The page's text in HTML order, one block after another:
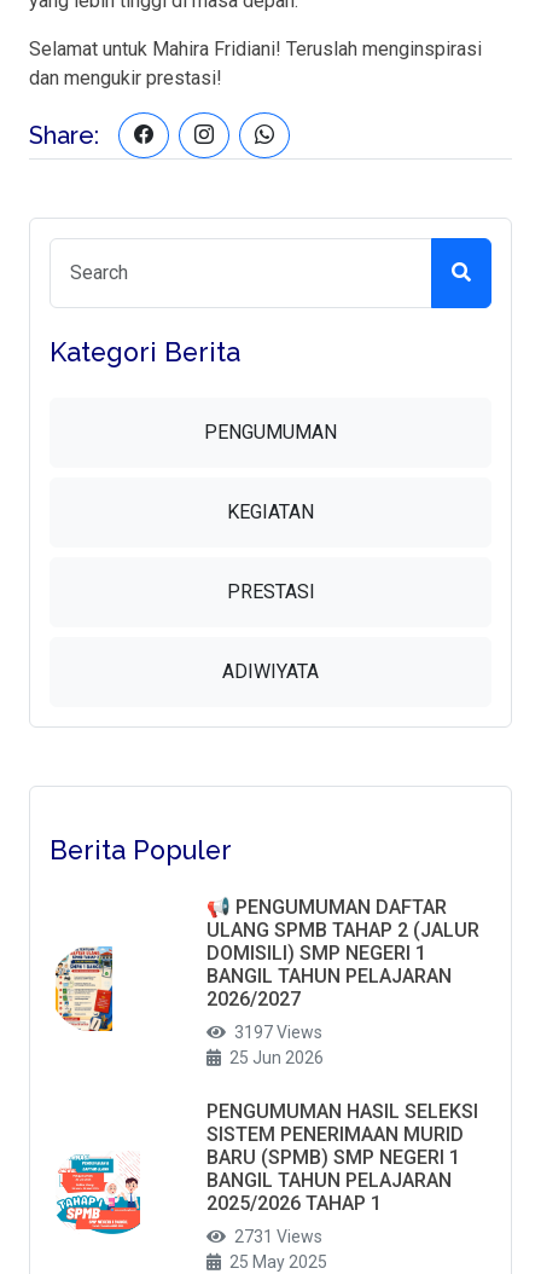
Selamat untuk Mahira Fridiani! Teruslah menginspirasi
dan mengukir prestasi!
Share:
Kategori Berita
PENGUMUMAN
KEGIATAN
PRESTASI
ADIWIYATA
Berita Populer
📢 PENGUMUMAN DAFTAR
ULANG SPMB TAHAP 2 (JALUR
DOMISILI) SMP NEGERI 1
BANGIL TAHUN PELAJARAN
2026/2027
3197 Views
25 Jun 2026
PENGUMUMAN HASIL SELEKSI
SISTEM PENERIMAAN MURID
BARU (SPMB) SMP NEGERI 1
BANGIL TAHUN PELAJARAN
2025/2026 TAHAP 1
2731 Views
25 May 2025